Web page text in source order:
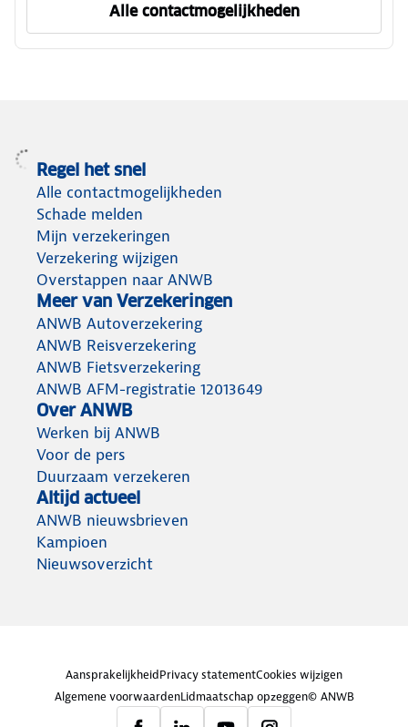
Alle contactmogelijkheden
om ANWB Verzekeren te
Regel het snel
Alle contactmogelijkheden
Schade melden
Mijn verzekeringen
Verzekering wijzigen
Overstappen naar ANWB
Meer van Verzekeringen
ANWB Autoverzekering
ANWB Reisverzekering
ANWB Fietsverzekering
ANWB AFM-registratie 12013649
Over ANWB
Werken bij ANWB
Voor de pers
Duurzaam verzekeren
Altijd actueel
ANWB nieuwsbrieven
Kampioen
Nieuwsoverzicht
AansprakelijkheidPrivacy statementCookies wijzigen
Algemene voorwaardenLidmaatschap opzeggen© ANWB